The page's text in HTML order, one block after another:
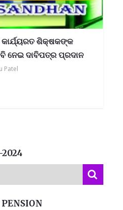
କାର୍ଯ୍ୟରତ ଶିକ୍ଷକଙ୍କ
ନେଇ ଦାବିପତ୍ର ପ୍ରଦାନ
Patel